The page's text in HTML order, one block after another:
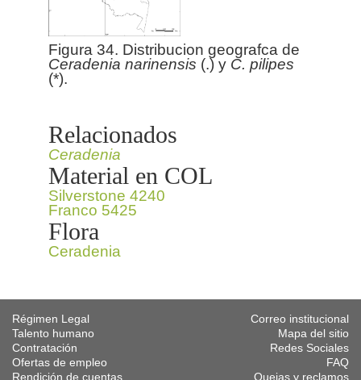
Figura 34. Distribucion geografca de
Ceradenia narinensis (.) y C. pilipes
(*).
Relacionados
Ceradenia
Material en COL
Silverstone 4240
Franco 5425
Flora
Ceradenia
Régimen Legal
Talento humano
Contratación
Ofertas de empleo
Rendición de cuentas
Correo institucional
Mapa del sitio
Redes Sociales
FAQ
Quejas y reclamos